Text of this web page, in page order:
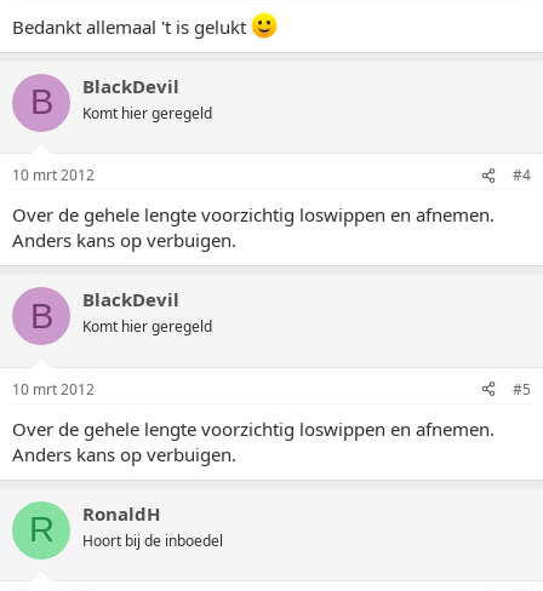
Bedankt allemaal 't is gelukt
B BlackDevil
Komt hier geregeld
10 mrt 2012 #4
Over de gehele lengte voorzichtig loswippen en afnemen.
Anders kans op verbuigen.
B BlackDevil
Komt hier geregeld
10 mrt 2012 #5
Over de gehele lengte voorzichtig loswippen en afnemen.
Anders kans op verbuigen.
R RonaldH
Hoort bij de inboedel